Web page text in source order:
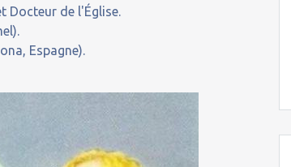
Docteur de l'Église.
Espagne).